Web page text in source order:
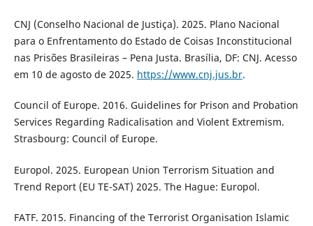
CNJ (Conselho Nacional de Justiça). 2025. Plano Nacional
para o Enfrentamento do Estado de Coisas Inconstitucional
nas Prisões Brasileiras – Pena Justa. Brasília, DF: CNJ. Acesso
em 10 de agosto de 2025. https://www.cnj.jus.br.
Council of Europe. 2016. Guidelines for Prison and Probation
Services Regarding Radicalisation and Violent Extremism.
Strasbourg: Council of Europe.
Europol. 2025. European Union Terrorism Situation and
Trend Report (EU TE-SAT) 2025. The Hague: Europol.
FATF. 2015. Financing of the Terrorist Organisation Islamic